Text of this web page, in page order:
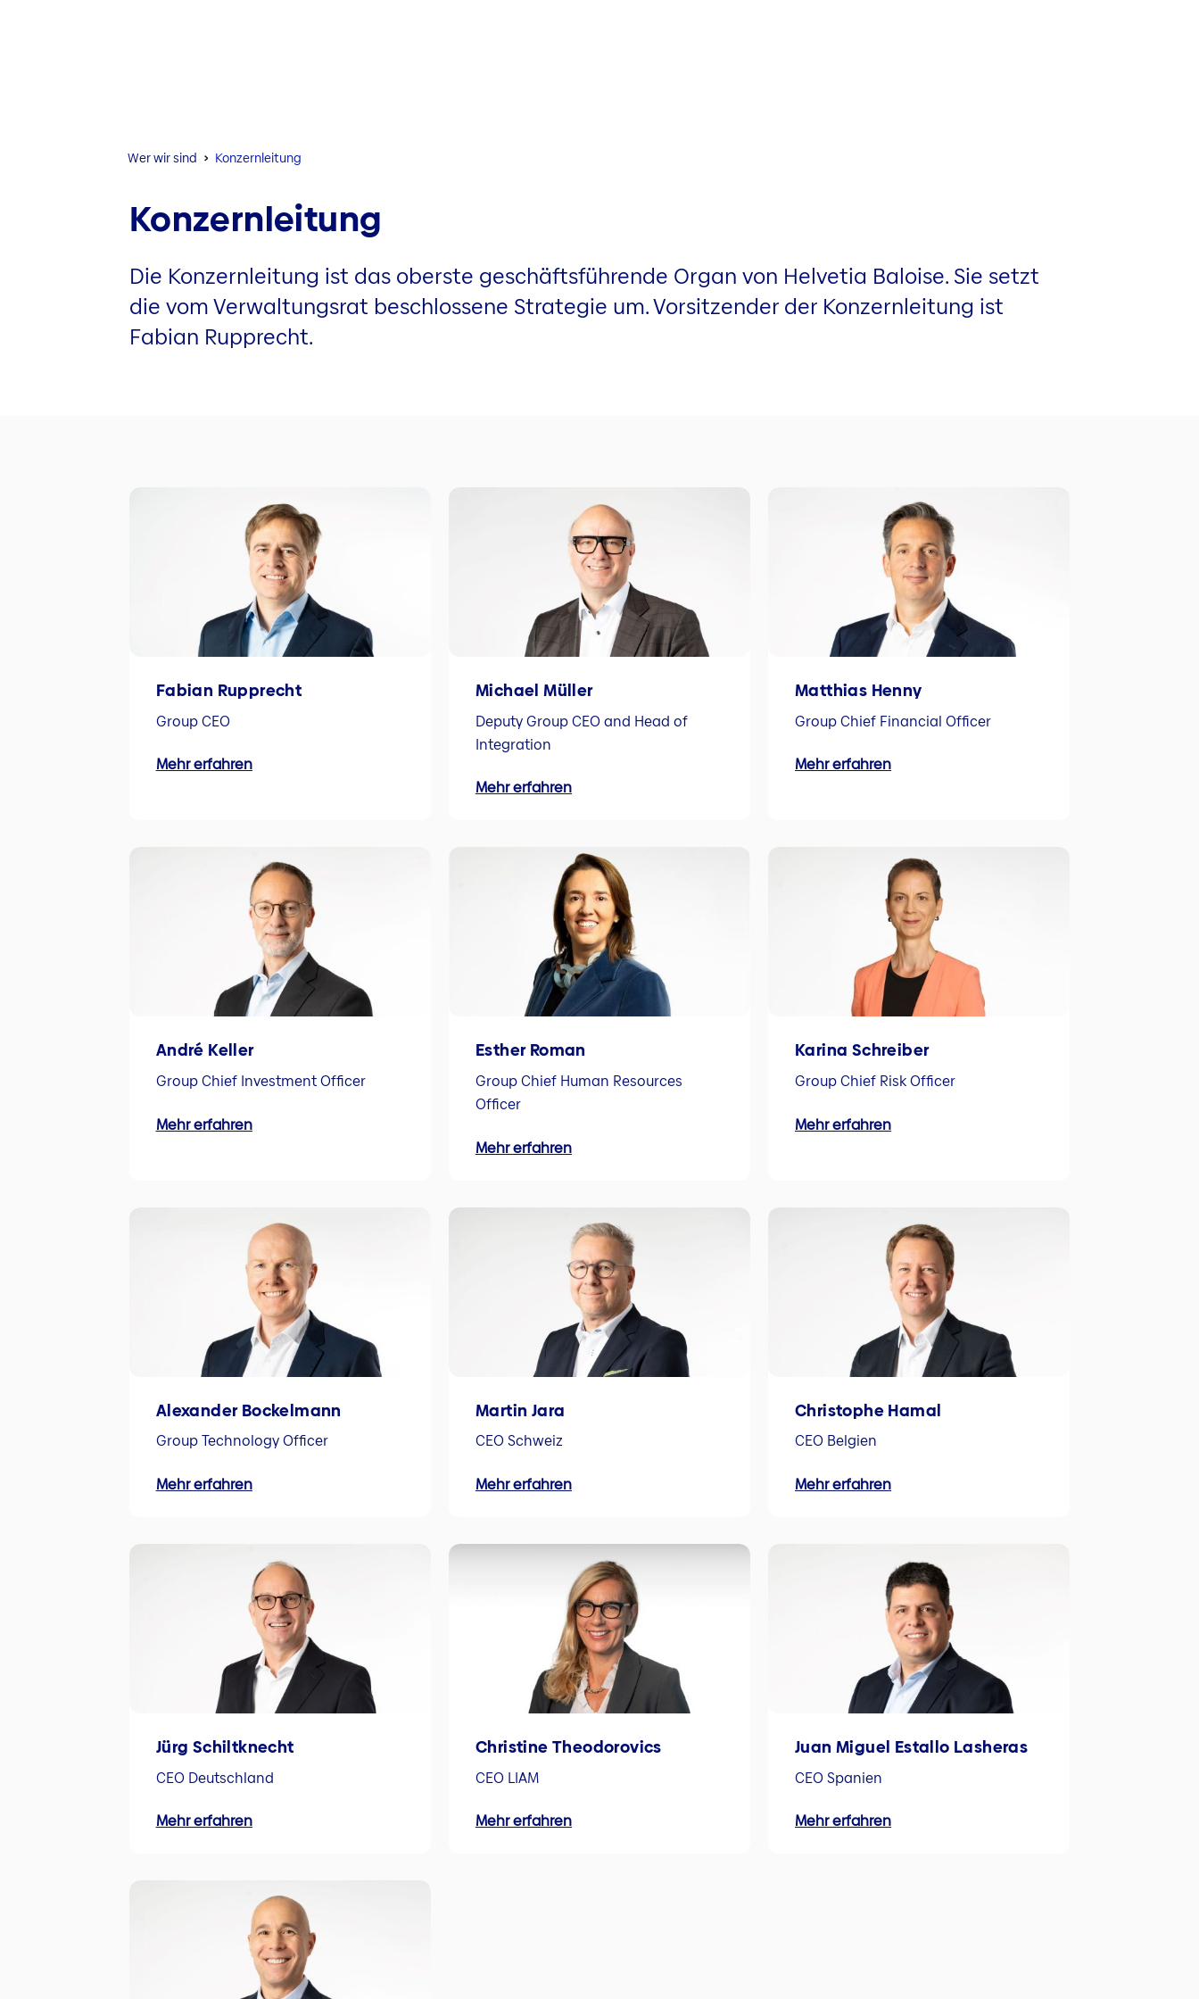
Wer wir sind Konzernleitung
Konzernleitung
Die Konzernleitung ist das oberste geschäftsführende Organ von Helvetia Baloise. Sie setzt
die vom Verwaltungsrat beschlossene Strategie um. Vorsitzender der Konzernleitung ist
Fabian Rupprecht.
Fabian Rupprecht
Group CEO
Mehr erfahren
Michael Müller
Deputy Group CEO and Head of
Integration
Mehr erfahren
Matthias Henny
Group Chief Financial Officer
Mehr erfahren
André Keller
Group Chief Investment Officer
Mehr erfahren
Esther Roman
Group Chief Human Resources
Officer
Mehr erfahren
Karina Schreiber
Group Chief Risk Officer
Mehr erfahren
Alexander Bockelmann
Group Technology Officer
Mehr erfahren
Martin Jara
CEO Schweiz
Mehr erfahren
Christophe Hamal
CEO Belgien
Mehr erfahren
Jürg Schiltknecht
CEO Deutschland
Mehr erfahren
Christine Theodorovics
CEO LIAM
Mehr erfahren
Juan Miguel Estallo Lasheras
CEO Spanien
Mehr erfahren